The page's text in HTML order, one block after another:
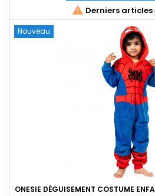
 Derniers articles
Nouveau
ONESIE DÉGUISEMENT COSTUME